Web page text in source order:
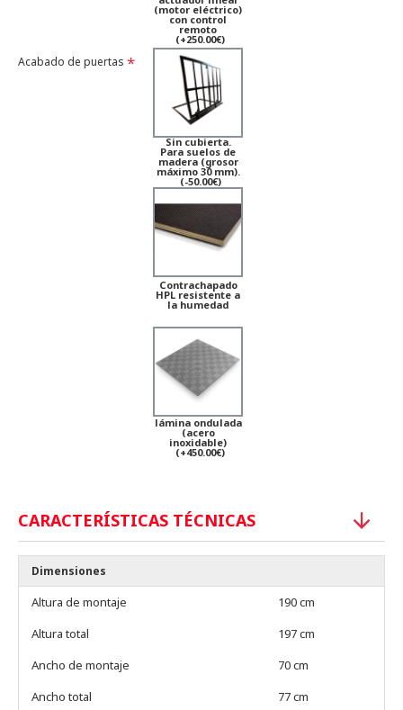
(motor eléctrico)
con control
remoto
(+250.00€)
Acabado de puertas
Sin cubierta.
Para suelos de
madera (grosor
máximo 30 mm).
(-50.00€)
Contrachapado
HPL resistente a
la humedad
lámina ondulada
(acero
inoxidable)
(+450.00€)
CARACTERÍSTICAS TÉCNICAS
Dimensiones
Altura de montaje
190 cm
Altura total
197 cm
Ancho de montaje
70 cm
Ancho total
77 cm